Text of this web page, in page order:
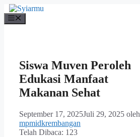
Langsung
ke
isi
Siswa Muven Peroleh
Edukasi Manfaat
Makanan Sehat
September 17, 2025Juli 29, 2025 oleh
mpmidkrembangan
Telah Dibaca: 123